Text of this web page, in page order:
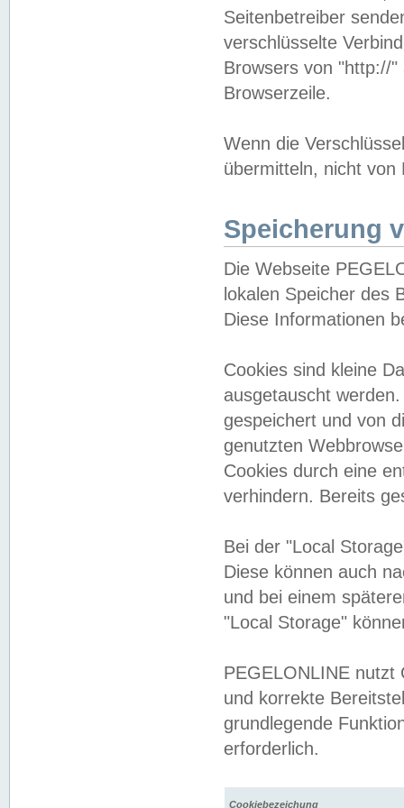
Seitenbetreiber
verschlüsselte
Browsers von "http://
Browserzeile.
Wenn die
übermitteln, nicht von
Speicherung
Die Webseite
lokalen Speicher des
Diese Informationen
Cookies sind kleine
ausgetauscht
gespeichert und von
genutzten
Cookies durch eine
verhindern. Bereits
Bei der "Local
Diese können auch
und bei einem
"Local Storage"
PEGELONLINE nutzt
und korrekte
grundlegende
erforderlich.
Cookiebezeichung